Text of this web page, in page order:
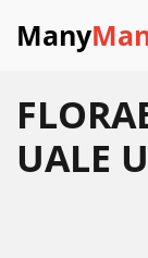
Many
UALE